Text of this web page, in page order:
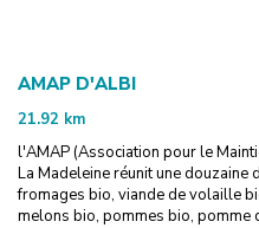
AMAP D'ALBI
21.92 km
l'AMAP (Association pour le
La Madeleine réunit une
fromages bio, viande de volaille
melons bio, pommes bio, pomme